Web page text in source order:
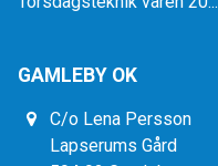
GAMLEBY OK
C/o Lena Persson
Lapserums Gård